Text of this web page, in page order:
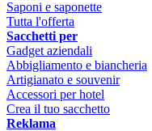
Saponi e saponette
Tutta l'offerta
Sacchetti per
Gadget aziendali
Abbigliamento e biancheria
Artigianato e souvenir
Accessori per hotel
Crea il tuo sacchetto
Reklama